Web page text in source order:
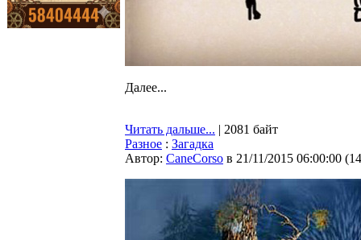
Далее...
Читать дальше... | 2081 байт
Разное : Загадка
Автор: CaneCorso в 21/11/2015 06:00:00 (